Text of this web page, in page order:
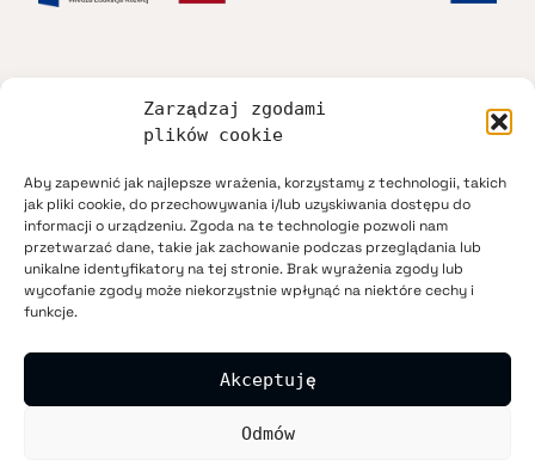
Zarządzaj zgodami
plików cookie
Aby zapewnić jak najlepsze wrażenia, korzystamy z technologii, takich
jak pliki cookie, do przechowywania i/lub uzyskiwania dostępu do
informacji o urządzeniu. Zgoda na te technologie pozwoli nam
przetwarzać dane, takie jak zachowanie podczas przeglądania lub
unikalne identyfikatory na tej stronie. Brak wyrażenia zgody lub
wycofanie zgody może niekorzystnie wpłynąć na niektóre cechy i
funkcje.
Akceptuję
Odmów
Dostępność
Regulamin
Polityka prywatności
Mapa strony